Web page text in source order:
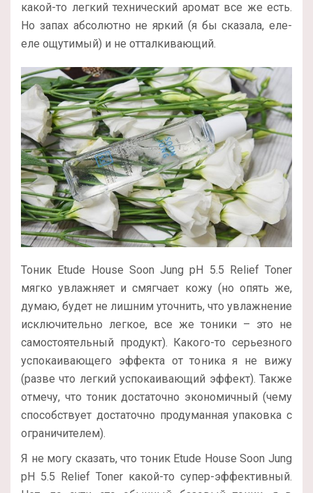
какой-то легкий технический аромат все же есть.
Но запах абсолютно не яркий (я бы сказала, еле-
еле ощутимый) и не отталкивающий.
Тоник Etude House Soon Jung pH 5.5 Relief Toner
мягко увлажняет и смягчает кожу (но опять же,
думаю, будет не лишним уточнить, что увлажнение
исключительно легкое, все же тоники – это не
самостоятельный продукт). Какого-то серьезного
успокаивающего эффекта от тоника я не вижу
(разве что легкий успокаивающий эффект). Также
отмечу, что тоник достаточно экономичный (чему
способствует достаточно продуманная упаковка с
ограничителем).
Я не могу сказать, что тоник Etude House Soon Jung
pH 5.5 Relief Toner какой-то супер-эффективный.